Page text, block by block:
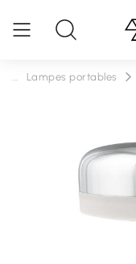
Lampes portables